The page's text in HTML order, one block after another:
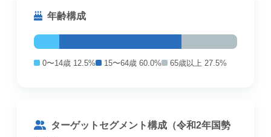
年齢構成
0〜14歳 12.5% 15〜64歳 60.0% 65歳以上 27.5%
ターゲットセグメント構成（令和2年国勢